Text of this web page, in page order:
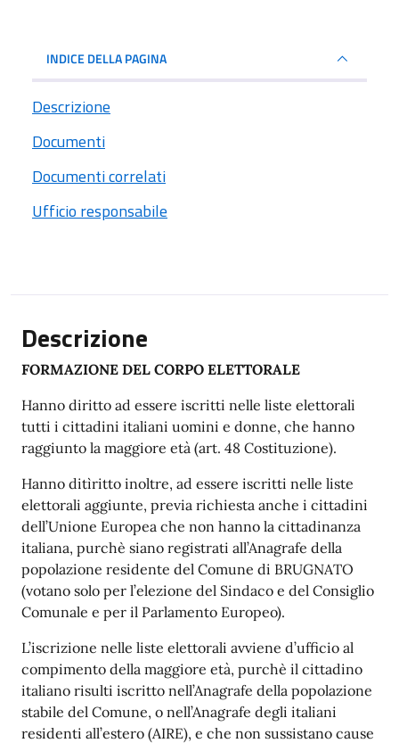
INDICE DELLA PAGINA
Descrizione
Documenti
Documenti correlati
Ufficio responsabile
Descrizione
FORMAZIONE DEL CORPO ELETTORALE
Hanno diritto ad essere iscritti nelle liste elettorali
tutti i cittadini italiani uomini e donne, che hanno
raggiunto la maggiore età (art. 48 Costituzione).
Hanno ditìritto inoltre, ad essere iscritti nelle liste
elettorali aggiunte, previa richiesta anche i cittadini
dell’Unione Europea che non hanno la cittadinanza
italiana, purchè siano registrati all’Anagrafe della
popolazione residente del Comune di BRUGNATO
(votano solo per l’elezione del Sindaco e del Consiglio
Comunale e per il Parlamento Europeo).
L’iscrizione nelle liste elettorali avviene d’ufficio al
compimento della maggiore età, purchè il cittadino
italiano risulti iscritto nell’Anagrafe della popolazione
stabile del Comune, o nell’Anagrafe degli italiani
residenti all’estero (AIRE), e che non sussistano cause